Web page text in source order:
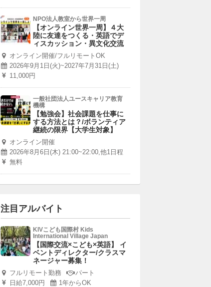
NPO法人教室から世界一周
【オンライン世界一周】４大
陸に友達をつくる・英語でデ
ィスカッション・異文化交流
オンライン開催/フルリモートOK
2026年9月1日(火)~2027年7月31日(土)
11,000円
一般社団法人ユースキャリア教育
機構
【勉強会】社会課題を仕事に
する方法とは？/ボランティア
継続の限界【大学生対象】
オンライン開催
2026年8月6日(木) 21:00~22:00,他1日程
無料
注目アルバイト
KIVこども国際村 Kids
International Village Japan
【国際交流×こども×英語】 イ
ベントディレクター/クラスマ
ネージャー募集！
フルリモート勤務
パート
日給7,000円
1年からOK